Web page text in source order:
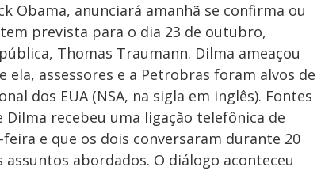
Obama, anunciará amanhã se confirma ou
prevista para o dia 23 de outubro,
Thomas Traumann. Dilma ameaçou
ela, assessores e a Petrobras foram alvos de
dos EUA (NSA, na sigla em inglês). Fontes
recebeu uma ligação telefônica de
e que os dois conversaram durante 20
abordados. O diálogo aconteceu